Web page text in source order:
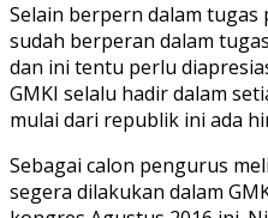
Selain berpern dalam tugas
sudah berperan dalam
dan ini tentu perlu
GMKI selalu hadir dalam
mulai dari republik ini ada
Sebagai calon pengurus
segera dilakukan dalam